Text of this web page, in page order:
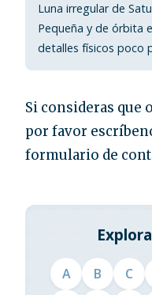
Luna irregular de
Pequeña y de órbita
detalles físicos poco
Si consideras que
por favor
formulario de
A B C